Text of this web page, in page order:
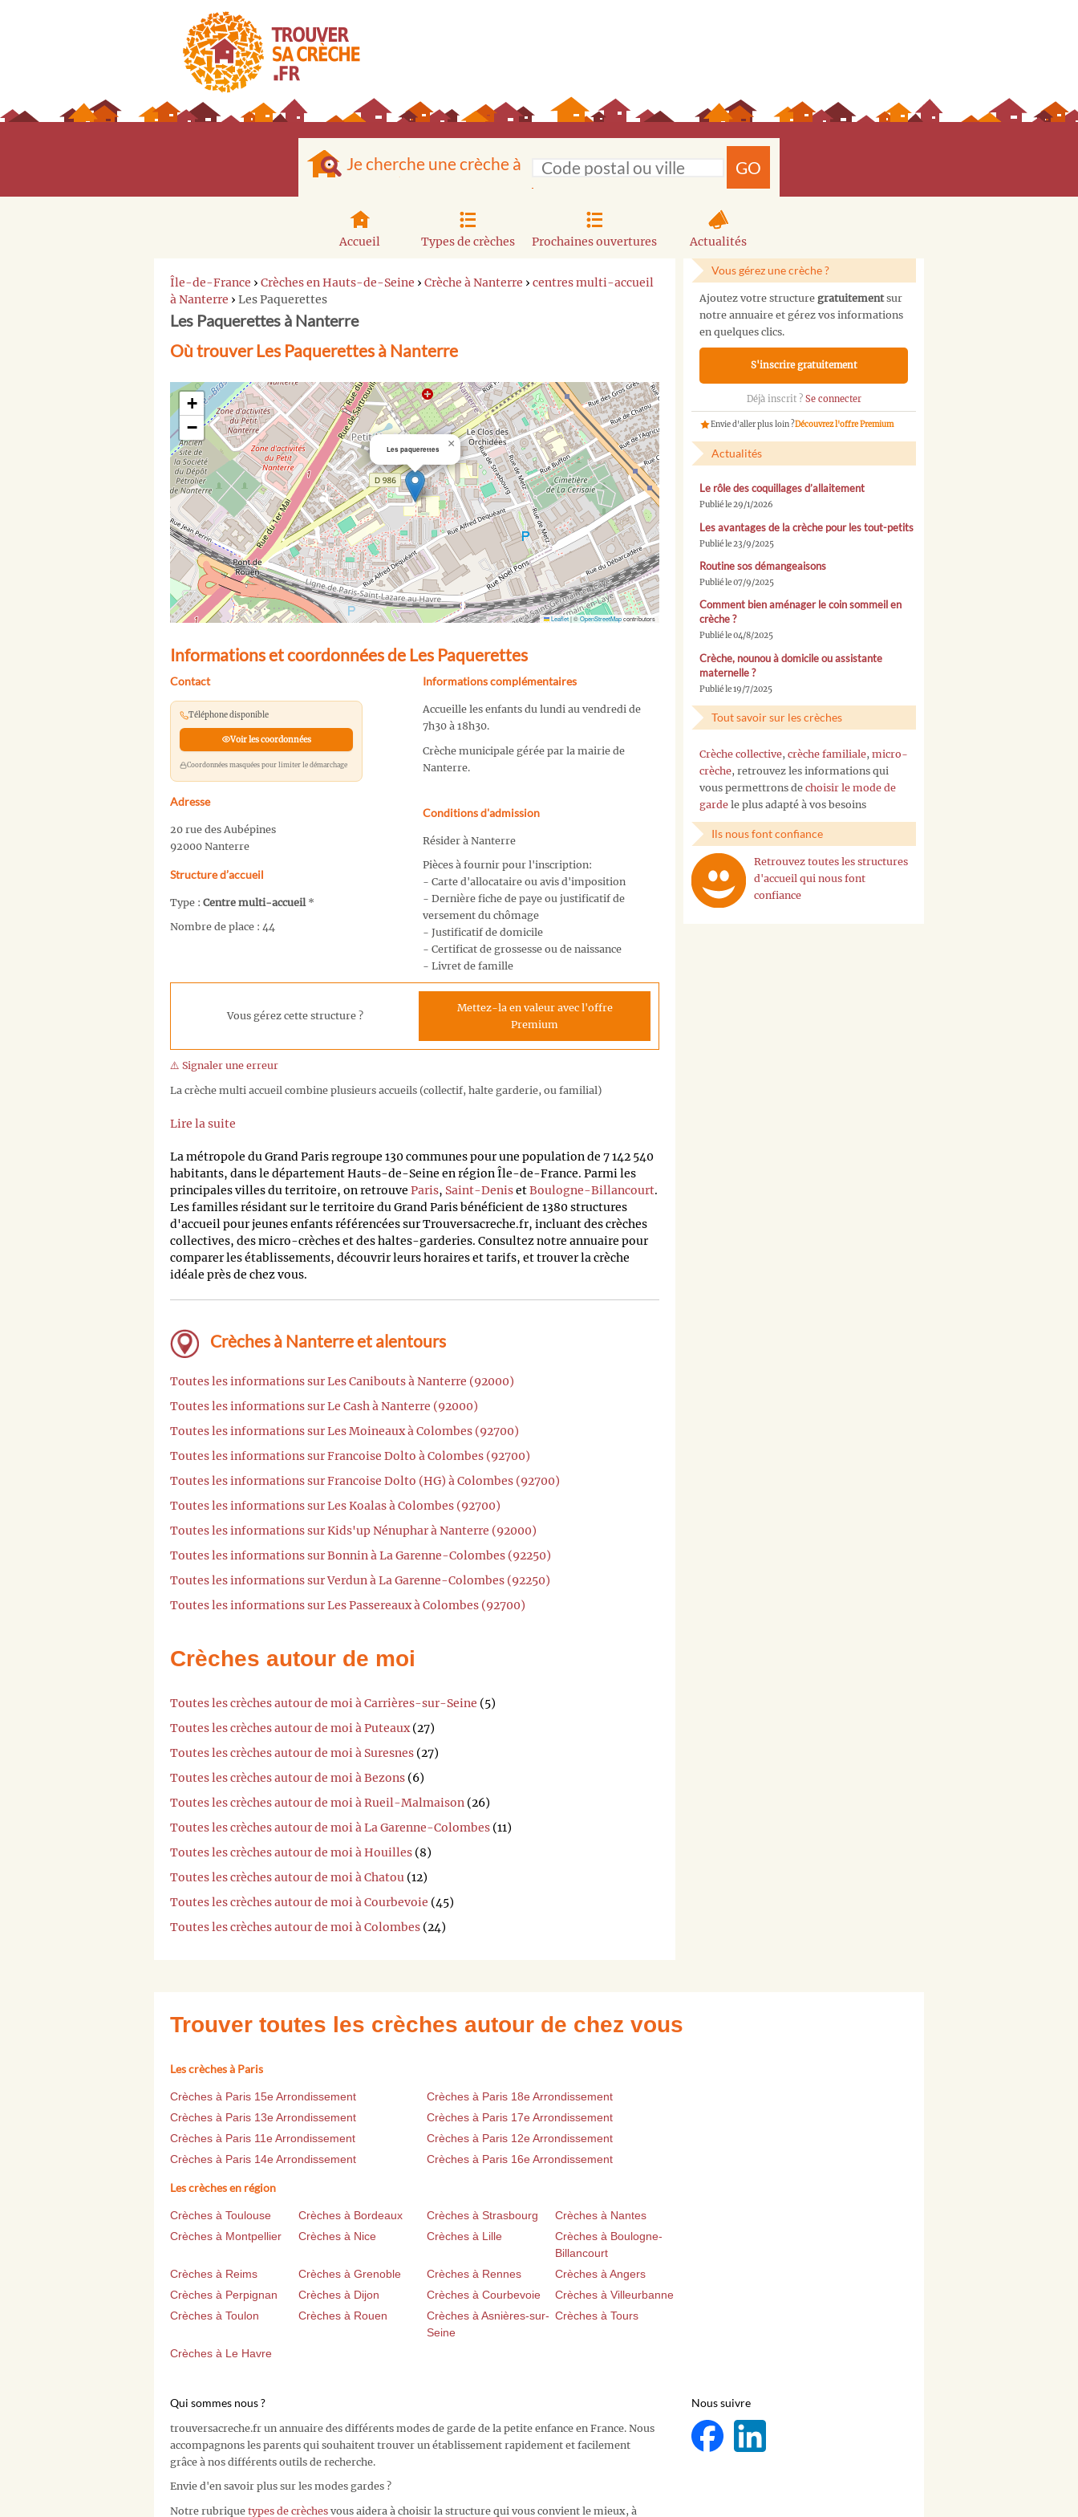
Je cherche une crèche à GO
Accueil Types de crèches Prochaines ouvertures Actualités
Île-de-France › Crèches en Hauts-de-Seine › Crèche à Nanterre › centres multi-accueil
à Nanterre › Les Paquerettes
Les Paquerettes à Nanterre
Où trouver Les Paquerettes à Nanterre
Les paquerettes ×
+
−
Leaflet|©OpenStreetMapcontributors
Informations et coordonnées de Les Paquerettes
Contact
Téléphone disponible
Voir les coordonnées
Coordonnées masquées pour limiter le démarchage
Adresse
20 rue des Aubépines
92000 Nanterre
Structure d’accueil
Type : Centre multi-accueil *
Nombre de place : 44
Informations complémentaires
Accueille les enfants du lundi au vendredi de
7h30 à 18h30.
Crèche municipale gérée par la mairie de
Nanterre.
Conditions d'admission
Résider à Nanterre
Pièces à fournir pour l'inscription:
- Carte d'allocataire ou avis d'imposition
- Dernière fiche de paye ou justificatif de
versement du chômage
- Justificatif de domicile
- Certificat de grossesse ou de naissance
- Livret de famille
Vous gérez cette structure ?
Mettez-la en valeur avec l'offre
Premium
⚠️ Signaler une erreur
La crèche multi accueil combine plusieurs accueils (collectif, halte garderie, ou familial)
Lire la suite
La métropole du Grand Paris regroupe 130 communes pour une population de 7 142 540
habitants, dans le département Hauts-de-Seine en région Île-de-France. Parmi les
principales villes du territoire, on retrouve Paris, Saint-DenisetBoulogne-Billancourt.
Les familles résidant sur le territoire du Grand Paris bénéficient de 1380 structures
d'accueil pour jeunes enfants référencées sur Trouversacreche.fr, incluant des crèches
collectives, des micro-crèches et des haltes-garderies. Consultez notre annuaire pour
comparer les établissements, découvrir leurs horaires et tarifs, et trouver la crèche
idéale près de chez vous.
Crèches à Nanterre et alentours
Toutes les informations sur Les Canibouts à Nanterre (92000)
Toutes les informations sur Le Cash à Nanterre (92000)
Toutes les informations sur Les Moineaux à Colombes (92700)
Toutes les informations sur Francoise Dolto à Colombes (92700)
Toutes les informations sur Francoise Dolto (HG) à Colombes (92700)
Toutes les informations sur Les Koalas à Colombes (92700)
Toutes les informations sur Kids'up Nénuphar à Nanterre (92000)
Toutes les informations sur Bonnin à La Garenne-Colombes (92250)
Toutes les informations sur Verdun à La Garenne-Colombes (92250)
Toutes les informations sur Les Passereaux à Colombes (92700)
Crèches autour de moi
Toutes les crèches autour de moi à Carrières-sur-Seine (5)
Toutes les crèches autour de moi à Puteaux(27)
Toutes les crèches autour de moi à Suresnes (27)
Toutes les crèches autour de moi à Bezons (6)
Toutes les crèches autour de moi à Rueil-Malmaison (26)
Toutes les crèches autour de moi à La Garenne-Colombes (11)
Toutes les crèches autour de moi à Houilles (8)
Toutes les crèches autour de moi à Chatou (12)
Toutes les crèches autour de moi à Courbevoie (45)
Toutes les crèches autour de moi à Colombes (24)
Vous gérez une crèche ?
Ajoutez votre structure gratuitementsur
notre annuaire et gérez vos informations
en quelques clics.
S'inscrire gratuitement
Déjà inscrit ? Se connecter
Envie d'aller plus loin ?Découvrez l'offre Premium
Actualités
Le rôle des coquillages d’allaitement
Publié le 29/1/2026
Les avantages de la crèche pour les tout-petits
Publié le 23/9/2025
Routine sos démangeaisons
Publié le 07/9/2025
Comment bien aménager le coin sommeil en
crèche ?
Publié le 04/8/2025
Crèche, nounou à domicile ou assistante
maternelle ?
Publié le 19/7/2025
Tout savoir sur les crèches
Crèche collective, crèche familiale, micro-
crèche, retrouvez les informations qui
vous permettrons de choisir le mode de
garde le plus adapté à vos besoins
Ils nous font confiance
Retrouvez toutes les structures
d'accueil qui nous font
confiance
Trouver toutes les crèches autour de chez vous
Les crèches à Paris
Crèches à Paris 15e Arrondissement
Crèches à Paris 18e Arrondissement
Crèches à Paris 13e Arrondissement
Crèches à Paris 17e Arrondissement
Crèches à Paris 11e Arrondissement
Crèches à Paris 12e Arrondissement
Crèches à Paris 14e Arrondissement
Crèches à Paris 16e Arrondissement
Les crèches en région
Crèches à Toulouse Crèches à Bordeaux Crèches à Strasbourg
Crèches à Nantes
Crèches à Montpellier
Crèches à Nice Crèches à Lille
Crèches à Boulogne-
Billancourt
Crèches à Reims
Crèches à Grenoble Crèches à Rennes
Crèches à Angers
Crèches à Perpignan
Crèches à Dijon Crèches à Courbevoie
Crèches à Villeurbanne
Crèches à Toulon
Crèches à Rouen
Crèches à Asnières-sur-
Seine
Crèches à Tours
Crèches à Le Havre
Qui sommes nous ?
trouversacreche.fr un annuaire des différents modes de garde de la petite enfance en France. Nous
accompagnons les parents qui souhaitent trouver un établissement rapidement et facilement
grâce à nos différents outils de recherche.
Envie d'en savoir plus sur les modes gardes ?
Notre rubrique types de crèches vous aidera à choisir la structure qui vous convient le mieux, à
Nous suivre